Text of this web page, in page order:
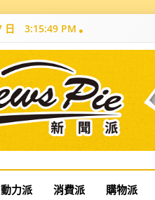
日 3:15:50 PM
Pie
動力派 消費派 購物派